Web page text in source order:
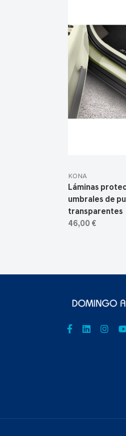
KONA
Láminas
umbrales de
transparentes
46,00 €